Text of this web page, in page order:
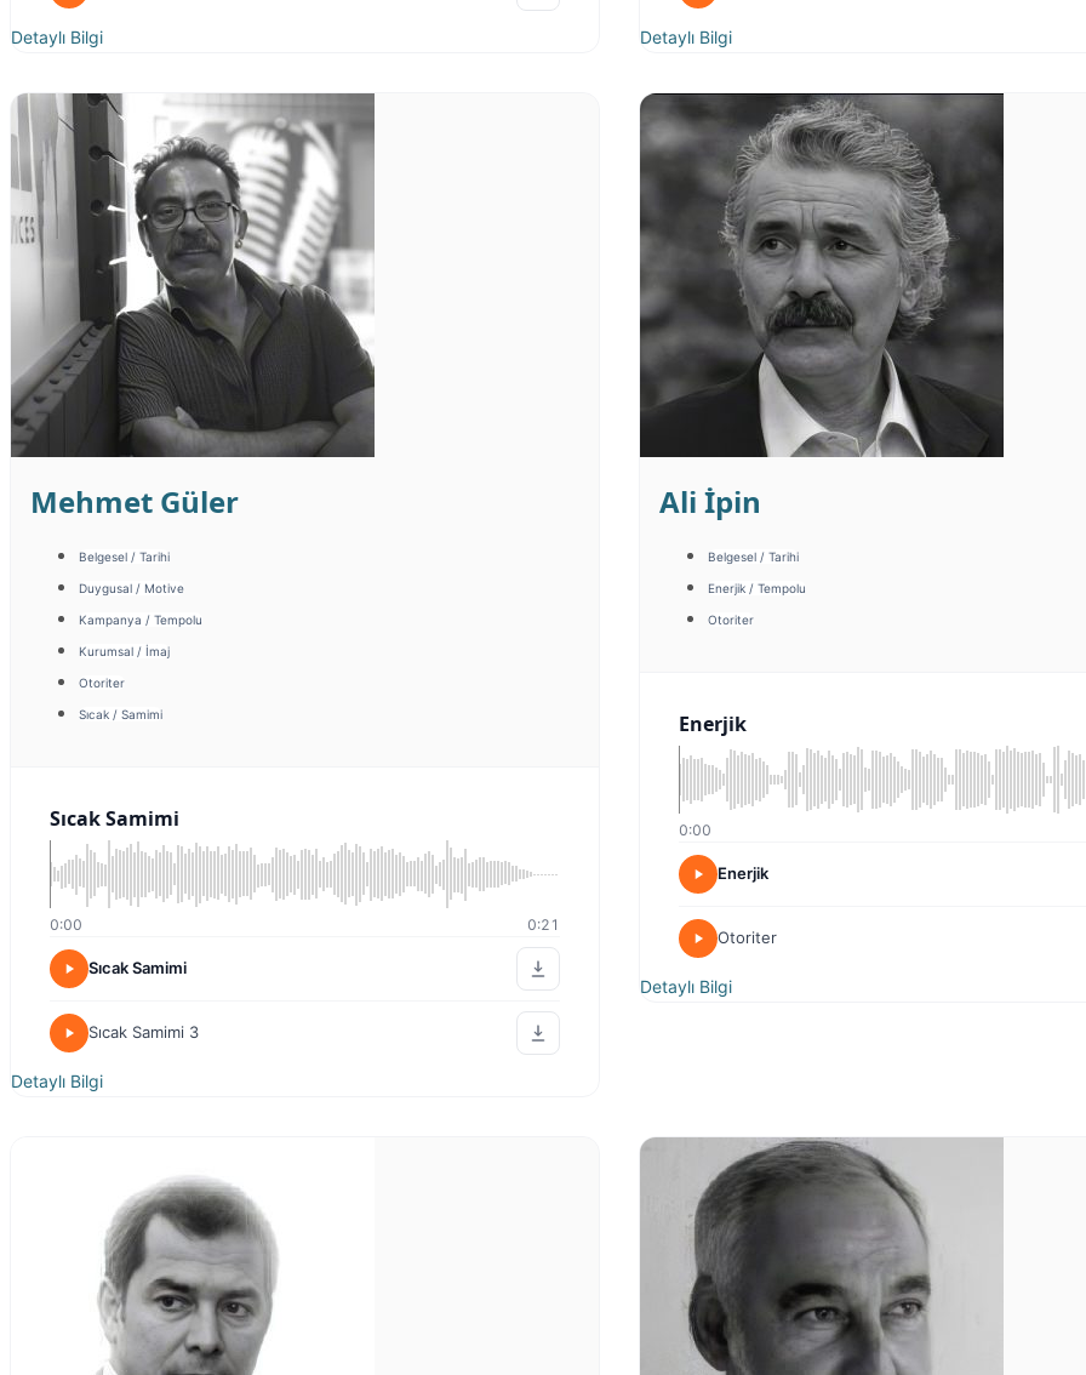
Detaylı Bilgi Detaylı Bilgi
Mehmet Güler
Belgesel / Tarihi
Duygusal / Motive
Kampanya / Tempolu
Kurumsal / İmaj
Otoriter
Sıcak / Samimi
Sıcak Samimi
0:00 0:21
Sıcak Samimi
Sıcak Samimi 3
Detaylı Bilgi
Ali İpin
Belgesel / Tarihi
Enerjik / Tempolu
Otoriter
Enerjik
0:00
Enerjik
Otoriter
Detaylı Bilgi